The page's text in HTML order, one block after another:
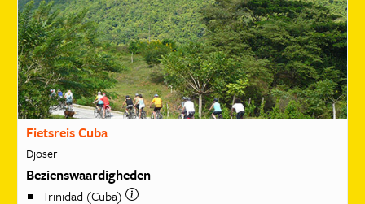
Fietsreis Cuba
Djoser
Bezienswaardigheden
Trinidad (Cuba)